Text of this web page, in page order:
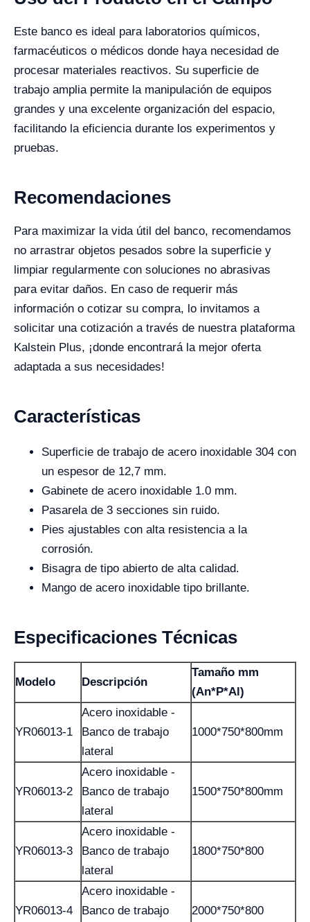
Este banco es ideal para laboratorios químicos,
farmacéuticos o médicos donde haya necesidad de
procesar materiales reactivos. Su superficie de
trabajo amplia permite la manipulación de equipos
grandes y una excelente organización del espacio,
facilitando la eficiencia durante los experimentos y
pruebas.
Recomendaciones
Para maximizar la vida útil del banco, recomendamos
no arrastrar objetos pesados sobre la superficie y
limpiar regularmente con soluciones no abrasivas
para evitar daños. En caso de requerir más
información o cotizar su compra, lo invitamos a
solicitar una cotización a través de nuestra plataforma
Kalstein Plus, ¡donde encontrará la mejor oferta
adaptada a sus necesidades!
Características
Superficie de trabajo de acero inoxidable 304 con
un espesor de 12,7 mm.
Gabinete de acero inoxidable 1.0 mm.
Pasarela de 3 secciones sin ruido.
Pies ajustables con alta resistencia a la
corrosión.
Bisagra de tipo abierto de alta calidad.
Mango de acero inoxidable tipo brillante.
Especificaciones Técnicas
Modelo Descripción
Tamaño mm
(An*P*Al)
YR06013-1
Acero inoxidable -
Banco de trabajo
lateral
1000*750*800mm
YR06013-2
Acero inoxidable -
Banco de trabajo
lateral
1500*750*800mm
YR06013-3
Acero inoxidable -
Banco de trabajo
lateral
1800*750*800
YR06013-4
Acero inoxidable -
Banco de trabajo
2000*750*800